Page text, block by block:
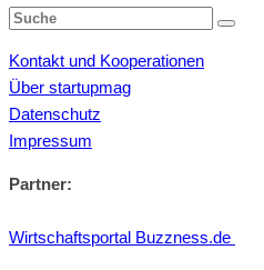
Kontakt und Kooperationen
Über startupmag
Datenschutz
Impressum
Partner:
Wirtschaftsportal Buzzness.de